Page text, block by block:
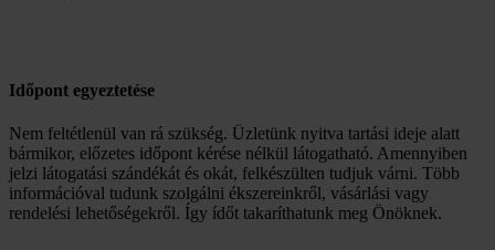
Időpont egyeztetése
Nem feltétlenül van rá szükség. Üzletünk nyitva tartási ideje alatt
bármikor, előzetes időpont kérése nélkül látogatható. Amennyiben
jelzi látogatási szándékát és okát, felkészülten tudjuk várni. Több
információval tudunk szolgálni ékszereinkről, vásárlási vagy
rendelési lehetőségekről. Így ídőt takaríthatunk meg Önöknek.